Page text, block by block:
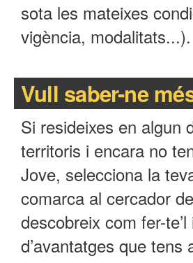
sota les mateixes
vigència, modalitats...).
Vull saber-ne
Si resideixes en algun
territoris i encara no
Jove, selecciona la
comarca al cercador
descobreix com fer-te’l
d’avantatges que tens